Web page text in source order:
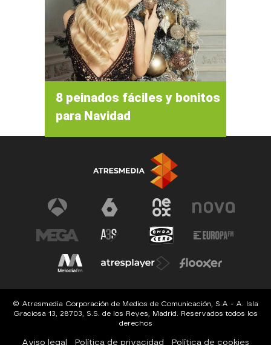
8 peinados fáciles y bonitos
para Navidad
© Atresmedia Corporación de Medios de Comunicación, S.A - A. Isla
Graciosa 13, 28703, S.S. de los Reyes, Madrid. Reservados todos los
derechos
Aviso legal Política de privacidad Política de cookies